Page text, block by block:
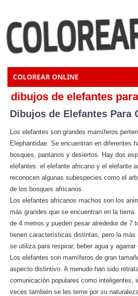
COLOREAR ONLINE
dibujos de elefantes
Dibujos de Elefantes Para
Los elefantes son grandes mamíferos
Elephantidae. Se encuentran en diferentes
bosques, pantanos y desiertos. Hay dos
elefantes: el elefante africano y el elefante
reconocen algunas subespecies como el
de los bosques africanos.
Los elefantes africanos machos son los
más grandes que se encuentran en la
de 4 metros y pueden pesar alrededor de 7
tienen características distintas, pero la más
se utiliza para respirar, beber agua y agarrar
Los elefantes son mamíferos de gran
aspecto distintivo. A menudo han sido
comunicación populares como inteligentes,
veces también se les teme por su